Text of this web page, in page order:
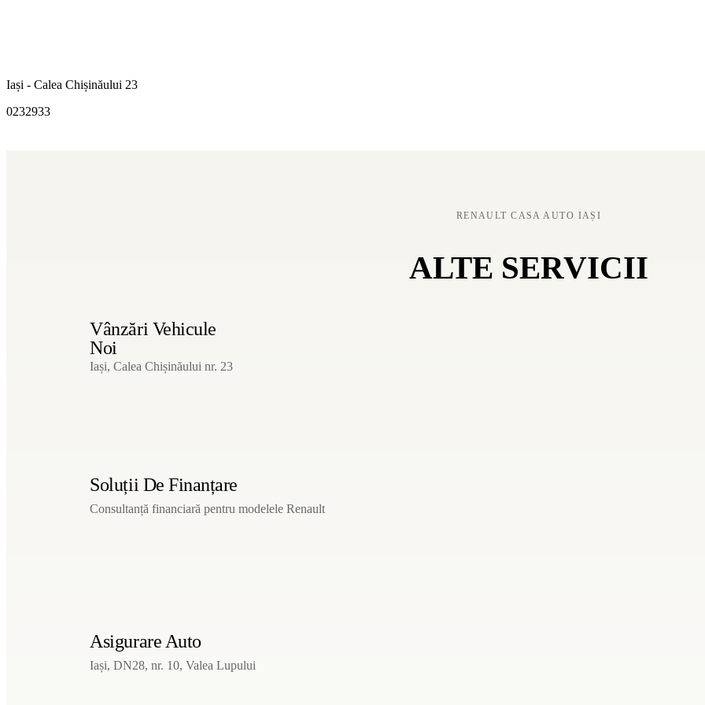
Iași - Calea Chișinăului 23
0232933
RENAULT CASA AUTO IAȘI
ALTE SERVICII
Vânzări Vehicule
Noi
Iași, Calea Chișinăului nr. 23
Soluții De Finanțare
Consultanță financiară pentru modelele Renault
Asigurare Auto
Iași, DN28, nr. 10, Valea Lupului